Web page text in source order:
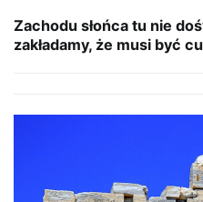
Zachodu słońca tu nie
zakładamy, że musi być